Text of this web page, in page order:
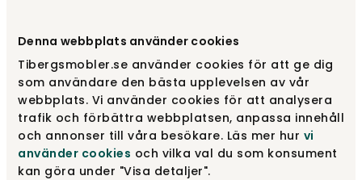
Denna webbplats använder cookies
Tibergsmobler.se använder cookies för att ge dig
som användare den bästa upplevelsen av vår
webbplats. Vi använder cookies för att analysera
trafik och förbättra webbplatsen, anpassa innehåll
och annonser till våra besökare. Läs mer hur vi
använder cookies och vilka val du som konsument
kan göra under "Visa detaljer".
Välj färgMeadow
Meadow
Cloud 495 kr